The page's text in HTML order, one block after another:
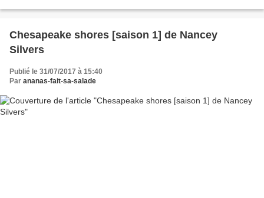
Chesapeake shores [saison 1] de Nancey
Silvers
Publié le 31/07/2017 à 15:40
Par ananas-fait-sa-salade